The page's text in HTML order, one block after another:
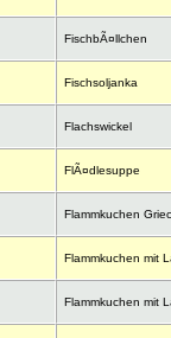
FischbÃ¤llchen
Fischsoljanka
Flachswickel
FlÃ¤dlesuppe
Flammkuchen
Flammkuchen mit
Flammkuchen mit